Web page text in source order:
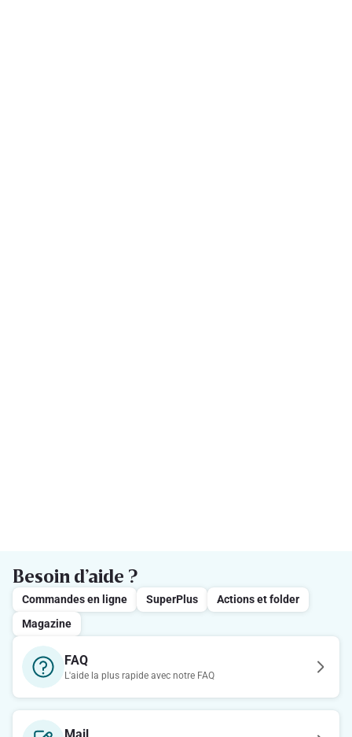
Besoin d’aide ?
Commandes en ligne SuperPlus
Actions et folder
Magazine
FAQ
L'aide la plus rapide avec notre FAQ